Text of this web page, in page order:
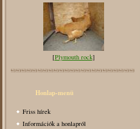
[Plymouth rock]
Honlap-menü
Friss hírek
Információk a honlapról